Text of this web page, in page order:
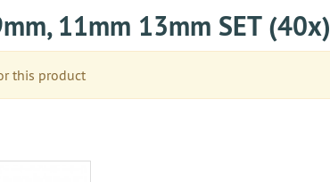
11mm 13mm SET (40x)
this product